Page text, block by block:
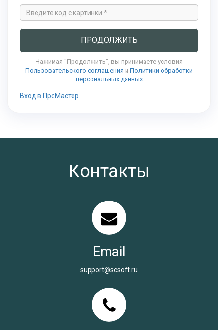
ПРОДОЛЖИТЬ
Нажимая "Продолжить", вы принимаете условия
Пользовательского соглашения и Политики обработки
персональных данных
Вход в ПроМастер
Контакты
Email
support@scsoft.ru